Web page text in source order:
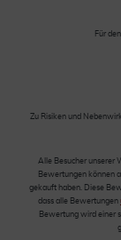
Für
Zu Risiken und
Alle Besucher unserer
Bewertungen können
gekauft haben. Diese
dass alle Bewertungen
Bewertung wird einer